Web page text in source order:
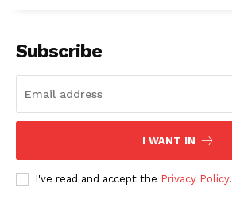
Subscribe
I WANT IN
I've read and accept the Privacy Policy.